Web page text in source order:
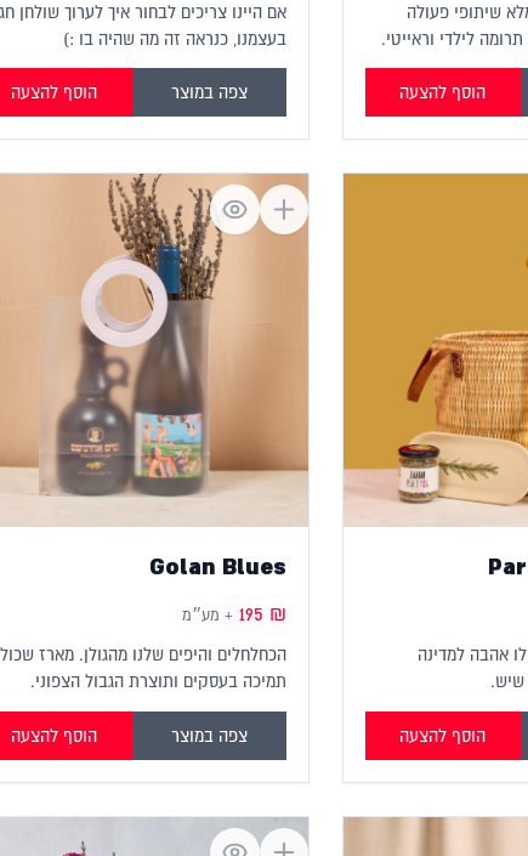
שיתופי פעולה
לילדי וראייטי.
כך הרבה אנשים
הוסף להצעה
אם היינו צריכים לבחור איך לערוך שולחן חג
בעצמנו, כנראה זה מה שהיה בו :)
צפה במוצר הוסף להצעה
אהבה למדינה
שיש.
הוסף להצעה
Golan Blues
195 ₪ + מע״מ
הכחלחלים והיפים שלנו מהגולן. מארז
תמיכה בעסקים ותוצרת הגבול הצפוני.
צפה במוצר הוסף להצעה